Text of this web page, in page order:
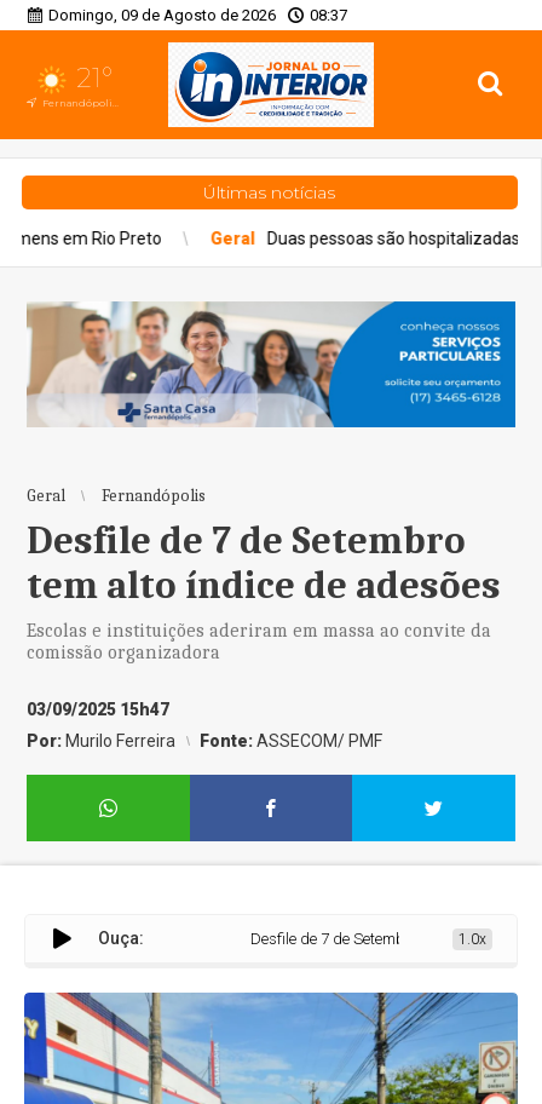
Domingo, 09 de Agosto de 2026 08:37
21°
Fernandópolis, SP
Últimas notícias
Geral Duas pessoas são hospitalizadas por inalação de fumaça em
Geral Fernandópolis
Desfile de 7 de Setembro
tem alto índice de adesões
Escolas e instituições aderiram em massa ao convite da
comissão organizadora
03/09/2025 15h47
Por: Murilo Ferreira Fonte:ASSECOM/ PMF
Ouça: Desfile de 7 de Setembro tem alto índice de
1.0x